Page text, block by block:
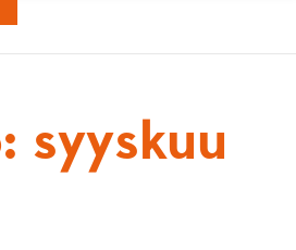
syyskuu